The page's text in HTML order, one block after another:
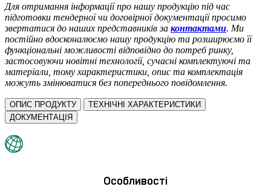
Для отримання інформації про нашу продукцію під час
підготовки тендерної чи договірної документації просимо
звертатися до наших представників за контактами. Ми
постійно вдосконалюємо нашу продукцію та розширюємо її
функціональні можливості відповідно до потреб ринку,
застосовуючи новітні технології, сучасні комплектуючі та
матеріали, тому характеристики, опис та комплектація
можуть змінюватися без попереднього повідомлення.
ОПИС ПРОДУКТУ
ТЕХНІЧНІ ХАРАКТЕРИСТИКИ
ДОКУМЕНТАЦІЯ
Особливості